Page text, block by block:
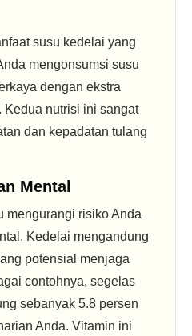
susu kedelai yang
mengonsumsi susu
dengan ekstra
Kedua nutrisi ini sangat
dan kepadatan tulang
Mental
mengurangi risiko Anda
Kedelai mengandung
potensial menjaga
contohnya, segelas
sebanyak 5.8 persen
Anda. Vitamin ini